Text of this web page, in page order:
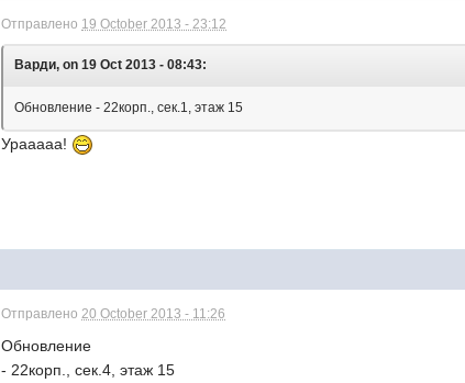
Отправлено 19 October 2013 - 23:12
Варди, on 19 Oct 2013 - 08:43:
Обновление - 22корп., сек.1, этаж 15
Урааааа!
Отправлено 20 October 2013 - 11:26
Обновление
- 22корп., сек.4, этаж 15